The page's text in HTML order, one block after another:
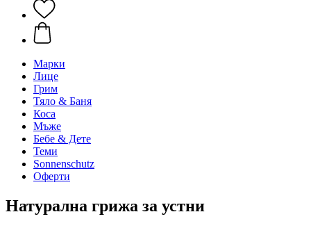
Марки
Лице
Грим
Тяло & Баня
Коса
Мъже
Бебе & Дете
Теми
Sonnenschutz
Оферти
Натурална грижа за устни